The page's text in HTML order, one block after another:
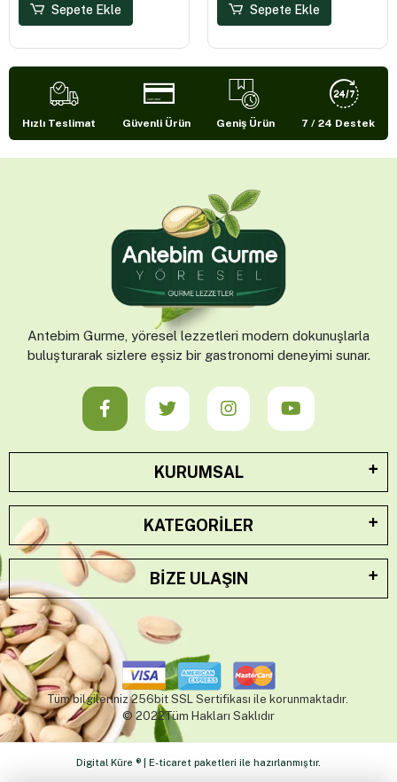
Sepete Ekle Sepete Ekle
Hızlı Teslimat Güvenli Ürün Geniş Ürün 7 / 24 Destek
Antebim Gurme, yöresel lezzetleri modern dokunuşlarla
buluşturarak sizlere eşsiz bir gastronomi deneyimi sunar.
KURUMSAL
KATEGORILER
BIZE ULAŞIN
Tüm bilgileriniz 256bit SSL Sertifikası ile korunmaktadır.
© 2022Tüm Hakları Saklıdır
Digital Küre ® | E-ticaret paketleri ile hazırlanmıştır.